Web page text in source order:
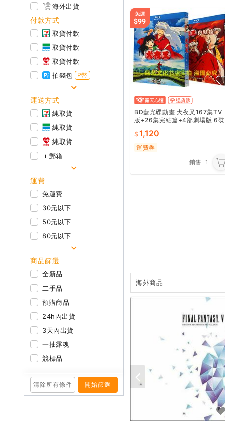
海外出貨
付款方式
取貨付款
取貨付款
取貨付款
拍錢包
P幣
運送方式
純取貨
純取貨
純取貨
ｉ郵箱
運費
免運費
30元以下
50元以下
80元以下
商品篩選
全新品
二手品
預購商品
24h內出貨
3天內出貨
一抽露魂
競標品
清除所有條件 開始篩選
BD藍光碟動畫 犬夜叉167集TV
版+26集完結篇+4部劇場版 6碟
1,120
運費券
銷售
1
海外商品